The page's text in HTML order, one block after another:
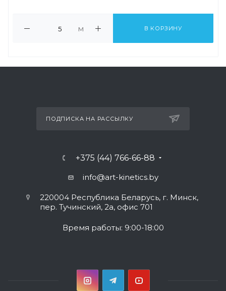
м В КОРЗИНУ
ПОДПИСКА НА РАССЫЛКУ
+375 (44) 766-66-88
info@art-kinetics.by
220004 Республика Беларусь, г. Минск,
пер. Тучинский, 2а, офис 701
Время работы: 9:00-18:00